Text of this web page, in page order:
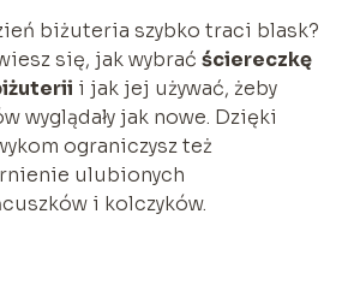
biżuteria szybko traci blask?
się, jak wybrać ściereczkę
i jak jej używać, żeby
wyglądały jak nowe. Dzięki
ograniczysz też
ulubionych
i kolczyków.